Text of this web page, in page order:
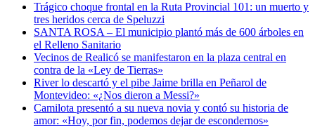
Trágico choque frontal en la Ruta Provincial 101: un muerto y
tres heridos cerca de Speluzzi
SANTA ROSA – El municipio plantó más de 600 árboles en
el Relleno Sanitario
Vecinos de Realicó se manifestaron en la plaza central en
contra de la «Ley de Tierras»
River lo descartó y el pibe Jaime brilla en Peñarol de
Montevideo: «¿Nos dieron a Messi?»
Camilota presentó a su nueva novia y contó su historia de
amor: «Hoy, por fin, podemos dejar de escondernos»